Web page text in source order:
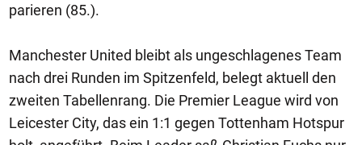
parieren (85.).
Manchester United bleibt als ungeschlagenes Team
nach drei Runden im Spitzenfeld, belegt aktuell den
zweiten Tabellenrang. Die Premier League wird von
Leicester City, das ein 1:1 gegen Tottenham Hotspur